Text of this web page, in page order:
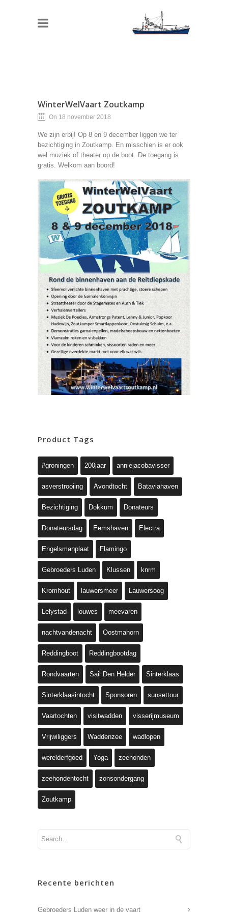
WinterWelVaart Zoutkamp
On 18 november 2018
We zijn erbij! Op 8 en 9 december liggen we ter
bezichtiging in Zoutkamp. En misschien is er ook
wel muziek of theater op de boot. De toegang is
gratis. Welkom aan boord!
Product Tags
#groningen 200jaar anniejacobavisser
asverstrooiing Avondtocht Bataviahaven
Bezichtiging Dokkum Donateurs
Donateursdag Eemshaven Electra
Engelsmanplaat Flamingo
Gebroeders Luden Klussen knrm
Kromhout lauwersmeer Lauwersoog
Lelystad louwes meevaren
nachtvandenacht Oostmahorn
Reddingboot Reddingbootdag
Rondvaarten Sail Den Helder Sinterklaas
Sinterklaasintocht Sponsoren sunsettour
Vaartochten visitwadden visserijmuseum
Vrijwiliggers Waddenzee wadlopen
werelderfgoed Yoga zeehonden
zeehondentocht zonsondergang
Zoutkamp
Recente berichten
Gebroeders Luden weer in de vaart